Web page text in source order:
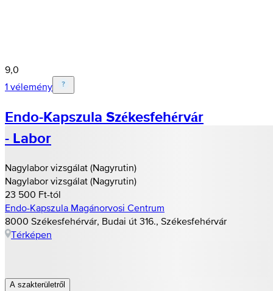
9,0
1 vélemény
Endo-Kapszula Székesfehérvár
- Labor
Nagylabor vizsgálat (Nagyrutin)
Nagylabor vizsgálat (Nagyrutin)
23 500 Ft-tól
Endo-Kapszula Magánorvosi Centrum
8000 Székesfehérvár, Budai út 316., Székesfehérvár
Térképen
A szakterületről